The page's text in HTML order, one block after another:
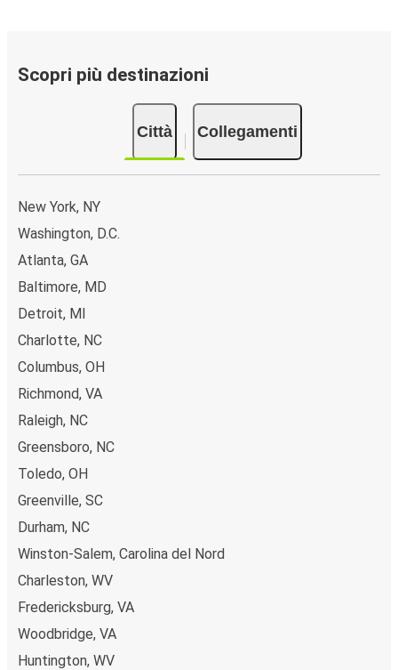
pagina.
popolari sono: Atlanta, Washington, New York.
Scopri più destinazioni
Città Collegamenti
New York, NY
Washington, D.C.
Atlanta, GA
Baltimore, MD
Detroit, MI
Charlotte, NC
Columbus, OH
Richmond, VA
Raleigh, NC
Greensboro, NC
Toledo, OH
Greenville, SC
Durham, NC
Winston-Salem, Carolina del Nord
Charleston, WV
Fredericksburg, VA
Woodbridge, VA
Huntington, WV